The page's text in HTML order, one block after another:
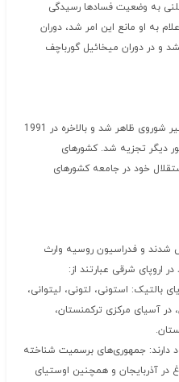
به وضعیت فسادها رسیدگی
به او مانع این امر شد، دوران
و در دوران میخائیل گورباچف
در دهه 1980 آثار فروپاشی اتحاد جماهیر شوروی ظاهر شد و بالاخره در 1991
دیگر تجزیه شد. کشورهای
خود در جامعه کشورهای
تأسیس شدند و فدراسیون روسیه وارث
شرقی عبارتند از:
بالتیک: استونی، لتونی، لیتوانی،
در آسیای مرکزی ترکمنستان،
دارند: جمهوری‌های برسمیت شناخته
در آذربایجان و همچنین اوستیای